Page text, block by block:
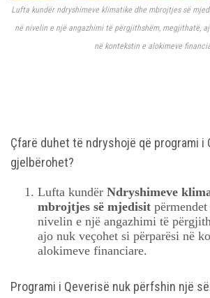
Lufta kundër ndryshimeve klimatike dhe mbrojtjes së
në nivelin e një angazhimi të përgjithshëm, megjithatë,
në kontekstin e alokimeve
Çfarë duhet të ndryshojë që programi i
gjelbërohet?
Lufta kundër Ndryshimeve
mbrojtjes së mjedisitpërmendet
nivelin e një angazhimi të
ajo nuk veçohet si përparësi në
alokimeve financiare.
Programi i Qeverisë nuk përfshin një